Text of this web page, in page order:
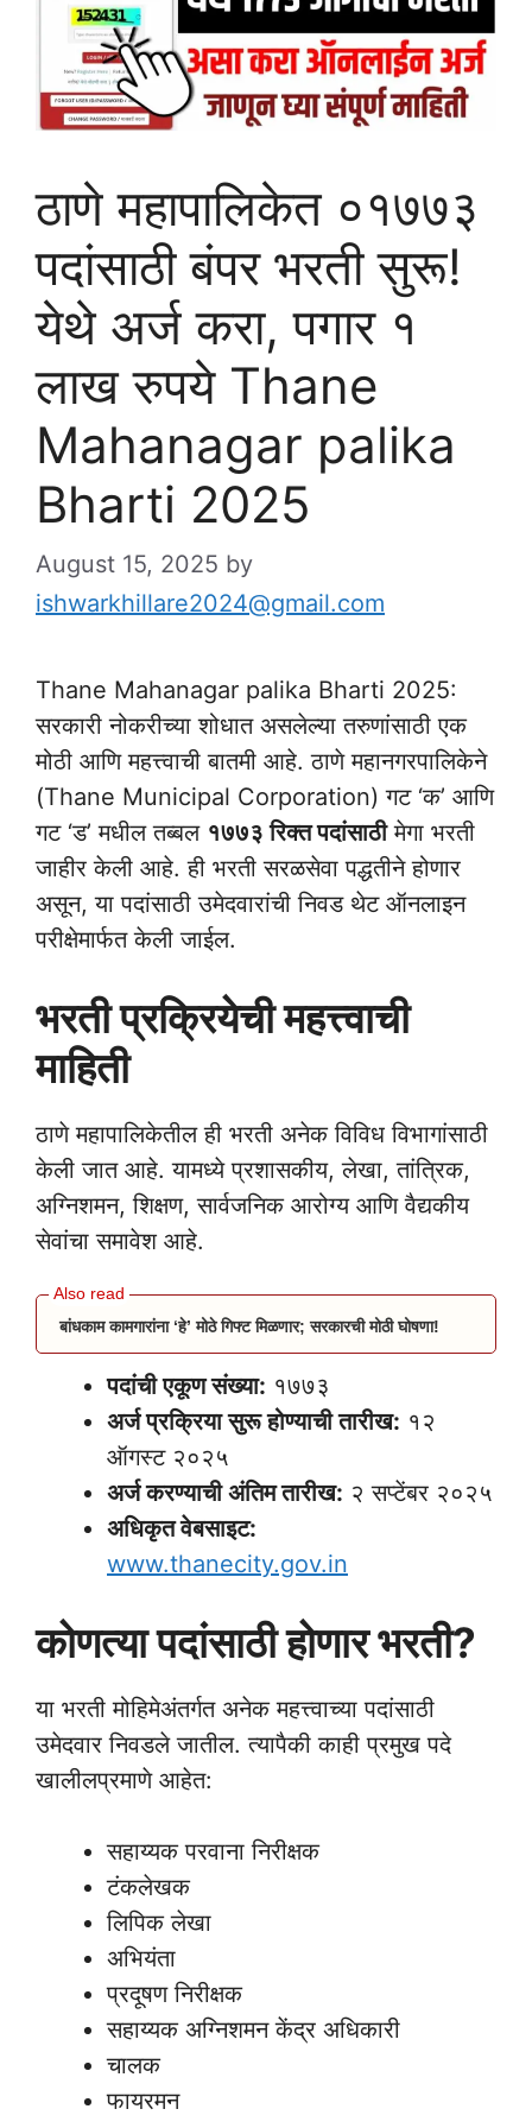
ठाणे महापालिकेत ०१७७३
पदांसाठी बंपर भरती सुरू!
येथे अर्ज करा, पगार १
लाख रुपये Thane
Mahanagar palika
Bharti 2025
August 15, 2025 by
ishwarkhillare2024@gmail.com
Thane Mahanagar palika Bharti 2025:
सरकारी नोकरीच्या शोधात असलेल्या तरुणांसाठी एक
मोठी आणि महत्त्वाची बातमी आहे. ठाणे महानगरपालिकेने
(Thane Municipal Corporation) गट ‘क’ आणि
गट ‘ड’ मधील तब्बल १७७३ रिक्त पदांसाठीमेगा भरती
जाहीर केली आहे. ही भरती सरळसेवा पद्धतीने होणार
असून, या पदांसाठी उमेदवारांची निवड थेट ऑनलाइन
परीक्षेमार्फत केली जाईल.
भरती प्रक्रियेची महत्त्वाची
माहिती
ठाणे महापालिकेतील ही भरती अनेक विविध विभागांसाठी
केली जात आहे. यामध्ये प्रशासकीय, लेखा, तांत्रिक,
अग्निशमन, शिक्षण, सार्वजनिक आरोग्य आणि वैद्यकीय
सेवांचा समावेश आहे.
बांधकाम कामगारांना ‘हे’ मोठे गिफ्ट मिळणार; सरकारची मोठी घोषणा!
पदांची एकूण संख्या: १७७३
अर्ज प्रक्रिया सुरू होण्याची तारीख: १२
ऑगस्ट २०२५
अर्ज करण्याची अंतिम तारीख: २ सप्टेंबर २०२५
अधिकृत वेबसाइट:
www.thanecity.gov.in
कोणत्या पदांसाठी होणार भरती?
या भरती मोहिमेअंतर्गत अनेक महत्त्वाच्या पदांसाठी
उमेदवार निवडले जातील. त्यापैकी काही प्रमुख पदे
खालीलप्रमाणे आहेत:
सहाय्यक परवाना निरीक्षक
टंकलेखक
लिपिक लेखा
अभियंता
प्रदूषण निरीक्षक
सहाय्यक अग्निशमन केंद्र अधिकारी
चालक
फायरमन